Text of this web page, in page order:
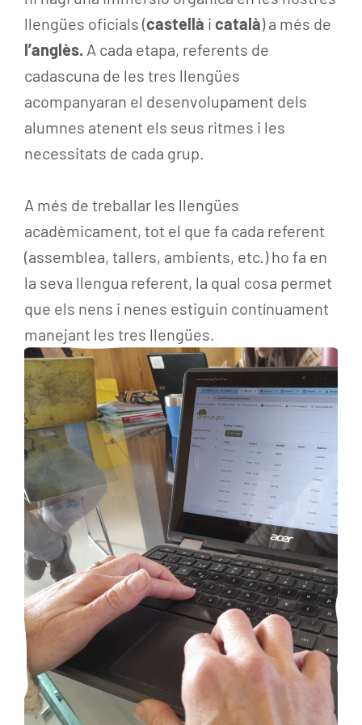
llengües oficials (castellà i català) a més de
l’anglès. A cada etapa, referents de
cadascuna de les tres llengües
acompanyaran el desenvolupament dels
alumnes atenent els seus ritmes i les
necessitats de cada grup.
A més de treballar les llengües
acadèmicament, tot el que fa cada referent
(assemblea, tallers, ambients, etc.) ho fa en
la seva llengua referent, la qual cosa permet
que els nens i nenes estiguin contínuament
manejant les tres llengües.